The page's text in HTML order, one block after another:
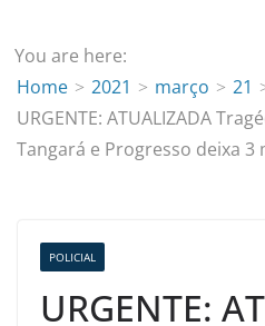
You are here:
Home
2021 março
21
URGENTE: ATUALIZADA
Tangará e Progresso deixa 3
POLICIAL
URGENTE: